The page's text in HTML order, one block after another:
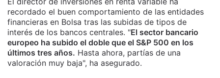
recordado el buen comportamiento de las entidades
financieras en Bolsa tras las subidas de tipos de
interés de los bancos centrales. "El sector bancario
europeo ha subido el doble que el S&P 500 en los
últimos tres años. Hasta ahora, partías de una
valoración muy baja", ha asegurado.